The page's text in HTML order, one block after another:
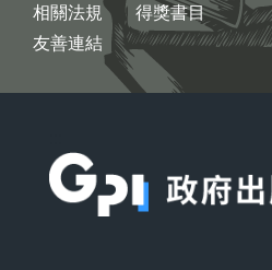
相關法規
友善連結
得獎書目